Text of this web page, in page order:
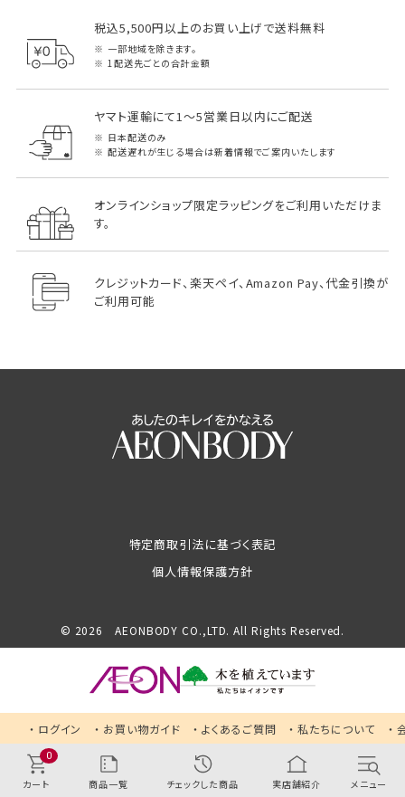
税込5,500円以上のお買い上げで送料無料
一部地域を除きます。
1配送先ごとの合計金額
ヤマト運輸にて1～5営業日以内にご配送
日本配送のみ
配送遅れが生じる場合は新着情報でご案内いたします
オンラインショップ限定ラッピングをご利用いただけま
す。
クレジットカード、楽天ペイ、Amazon Pay、代金引換が
ご利用可能
ログイン お買い物ガイド よくあるご質問 私たちについて
0
特定商取引法に基づく表記
個人情報保護方針
© 2026 AEONBODY CO.,LTD. All Rights Reserved.